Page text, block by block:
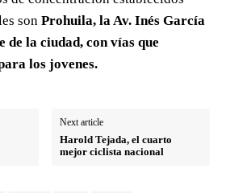
son Prohuila, la Av. Inés García
de la ciudad, con vías que
los jovenes.
Next article
Harold Tejada, el cuarto
mejor ciclista nacional